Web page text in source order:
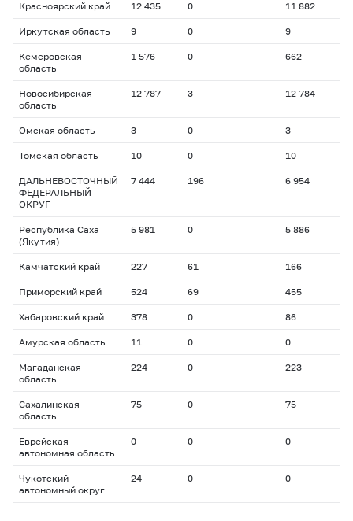
Красноярский край 12 435 0 11 882
Иркутская область 9 0 9
Кемеровская
область
1 576 0 662
Новосибирская
область
12 787 3 12 784
Омская область 3 0 3
Томская область 10 0 10
ДАЛЬНЕВОСТОЧНЫЙ
ФЕДЕРАЛЬНЫЙ
ОКРУГ
7 444 196 6 954
Республика Саха
(Якутия)
5 981 0 5 886
Камчатский край 227 61 166
Приморский край 524 69 455
Хабаровский край 378 0 86
Амурская область 11 0 0
Магаданская
область
224 0 223
Сахалинская
область
75 0 75
Еврейская
автономная область
0 0 0
Чукотский
автономный округ
24 0 0